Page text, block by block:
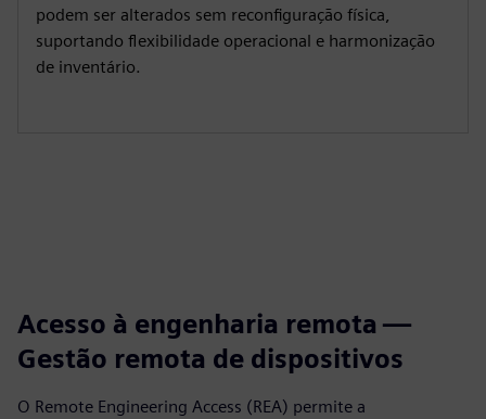
podem ser alterados sem reconfiguração física,
suportando flexibilidade operacional e harmonização
de inventário.
Acesso à engenharia remota —
Gestão remota de dispositivos
O Remote Engineering Access (REA) permite a